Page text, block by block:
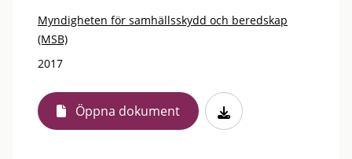
Myndigheten för samhällsskydd och beredskap
(MSB)
2017
Öppna dokument